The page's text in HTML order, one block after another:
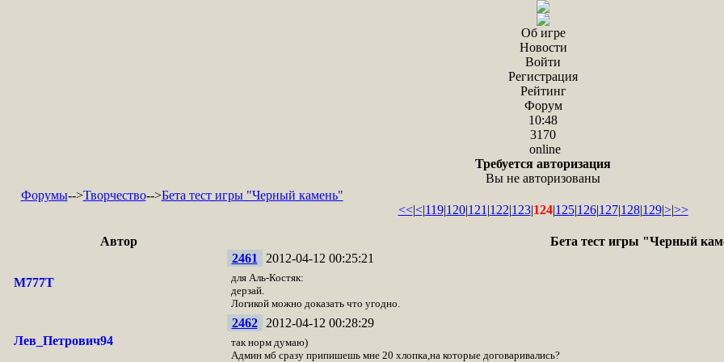
Об игре
Новости
Войти
Регистрация
Рейтинг
Форум
10:48
3170
online
Требуется авторизация
Вы не авторизованы
Форумы-->Творчество-->Бета тест игры "Черный камень"
<<|<|119|120|121 |122|123|124|125|126|127|128|129|>|>>
Автор Бета тест игры "Черный
M777T
2461 2012-04-12 00:25:21
для Аль-Костяк:
дерзай.
Логикой можно доказать что угодно.
Лев_Петрович94
2462 2012-04-12 00:28:29
так норм думаю)
Админ мб сразу припишешь мне 20 хлопка,на которые договаривались?